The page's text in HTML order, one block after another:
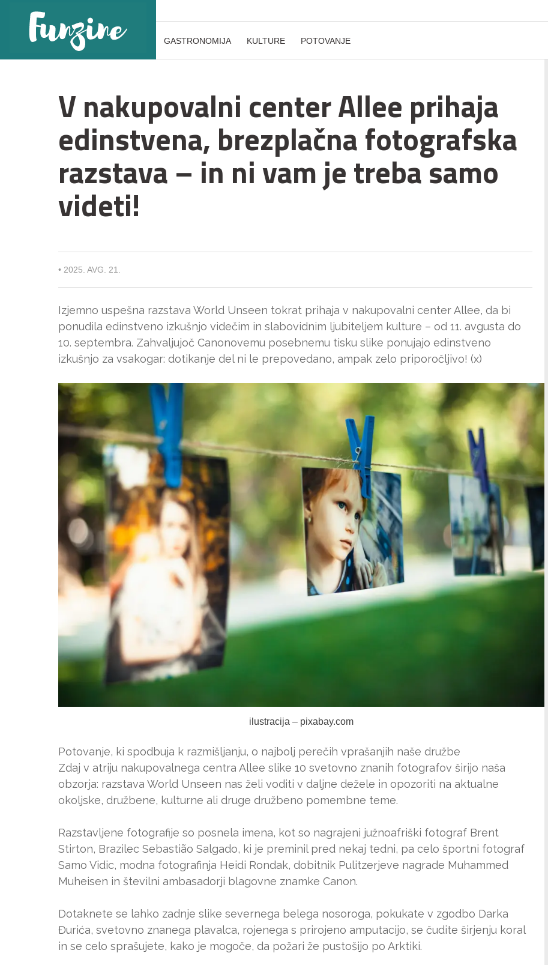
GASTRONOMIJA KULTURE POTOVANJE
V nakupovalni center Allee prihaja
edinstvena, brezplačna fotografska
razstava – in ni vam je treba samo
videti!
• 2025. AVG. 21.
Izjemno uspešna razstava World Unseen tokrat prihaja v nakupovalni center Allee, da bi
ponudila edinstveno izkušnjo videčim in slabovidnim ljubiteljem kulture – od 11. avgusta do
10. septembra. Zahvaljujoč Canonovemu posebnemu tisku slike ponujajo edinstveno
izkušnjo za vsakogar: dotikanje del ni le prepovedano, ampak zelo priporočljivo! (x)
ilustracija – pixabay.com
Potovanje, ki spodbuja k razmišljanju, o najbolj perečih vprašanjih naše družbe
Zdaj v atriju nakupovalnega centra Allee slike 10 svetovno znanih fotografov širijo naša
obzorja: razstava World Unseen nas želi voditi v daljne dežele in opozoriti na aktualne
okoljske, družbene, kulturne ali druge družbeno pomembne teme.
Razstavljene fotografije so posnela imena, kot so nagrajeni južnoafriški fotograf Brent
Stirton, Brazilec Sebastião Salgado, ki je preminil pred nekaj tedni, pa celo športni fotograf
Samo Vidic, modna fotografinja Heidi Rondak, dobitnik Pulitzerjeve nagrade Muhammed
Muheisen in številni ambasadorji blagovne znamke Canon.
Dotaknete se lahko zadnje slike severnega belega nosoroga, pokukate v zgodbo Darka
Đurića, svetovno znanega plavalca, rojenega s prirojeno amputacijo, se čudite širjenju koral
in se celo sprašujete, kako je mogoče, da požari že pustošijo po Arktiki.